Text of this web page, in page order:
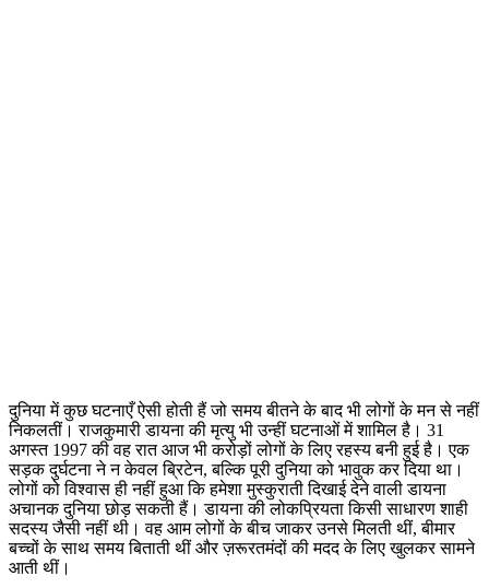
दुनिया में कुछ घटनाएँ ऐसी होती हैं जो समय बीतने के बाद भी लोगों के मन से नहीं
निकलतीं। राजकुमारी डायना की मृत्यु भी उन्हीं घटनाओं में शामिल है। 31
अगस्त 1997 की वह रात आज भी करोड़ों लोगों के लिए रहस्य बनी हुई है। एक
सड़क दुर्घटना ने न केवल ब्रिटेन, बल्कि पूरी दुनिया को भावुक कर दिया था।
लोगों को विश्वास ही नहीं हुआ कि हमेशा मुस्कुराती दिखाई देने वाली डायना
अचानक दुनिया छोड़ सकती हैं। डायना की लोकप्रियता किसी साधारण शाही
सदस्य जैसी नहीं थी। वह आम लोगों के बीच जाकर उनसे मिलती थीं, बीमार
बच्चों के साथ समय बिताती थीं और ज़रूरतमंदों की मदद के लिए खुलकर सामने
आती थीं।